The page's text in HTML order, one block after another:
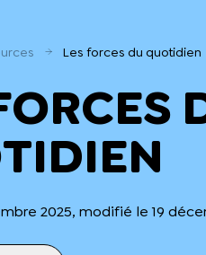
Les forces du quotidien
2025, modifié le 19